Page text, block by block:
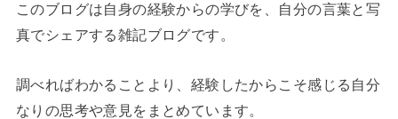
このブログは自身の経験からの学びを、自分の言葉と写
真でシェアする雑記ブログです。
調べればわかることより、経験したからこそ感じる自分
なりの思考や意見をまとめています。